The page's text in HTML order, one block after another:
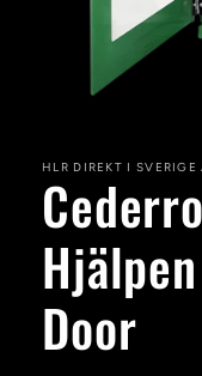
i
modalfönster
HLR DIREKT I SVERIGE
Door